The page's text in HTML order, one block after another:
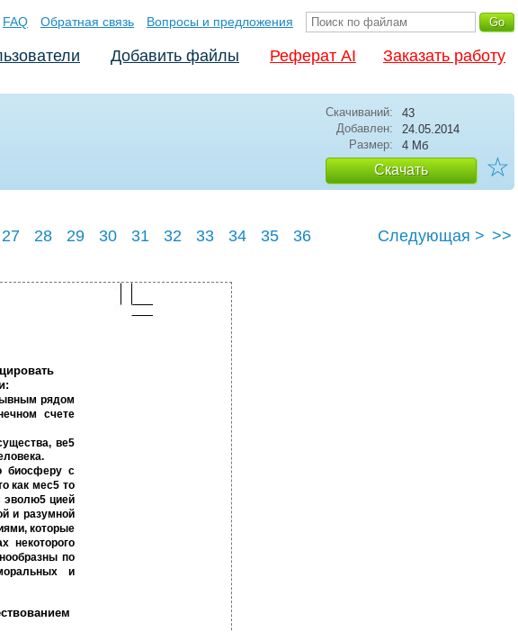
FAQ Обратная связь Вопросы и предложения
Добавить файлы Реферат AI Заказать работу
Скачиваний:
43
Добавлен:
24.05.2014
Размер:
4 Мб
Скачать ☆
27 28 29 30 31 32 33 34 35 36 Следующая > >>
рядом
счете
ве5
биосферу с
как мес5 то
эволю5 цией
и разумной
которые
некоторого
по
и